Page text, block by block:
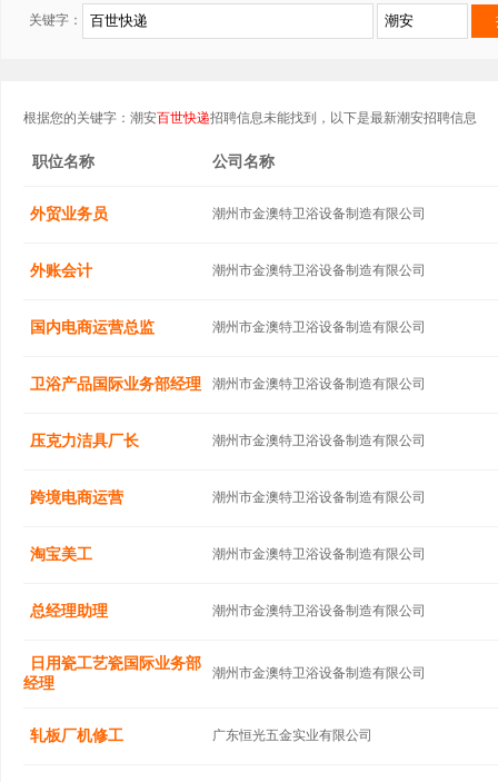
关键字：
根据您的关键字：潮安百世快递招聘信息未能找到，以下是最新潮安招聘信息
职位名称 公司名称
外贸业务员 潮州市金澳特卫浴设备制造有限公司
外账会计 潮州市金澳特卫浴设备制造有限公司
国内电商运营总监 潮州市金澳特卫浴设备制造有限公司
卫浴产品国际业务部经理 潮州市金澳特卫浴设备制造有限公司
压克力洁具厂长 潮州市金澳特卫浴设备制造有限公司
跨境电商运营 潮州市金澳特卫浴设备制造有限公司
淘宝美工 潮州市金澳特卫浴设备制造有限公司
总经理助理 潮州市金澳特卫浴设备制造有限公司
日用瓷工艺瓷国际业务部
经理
潮州市金澳特卫浴设备制造有限公司
轧板厂机修工 广东恒光五金实业有限公司